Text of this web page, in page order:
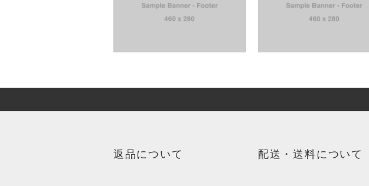
返品について 配送・送料について